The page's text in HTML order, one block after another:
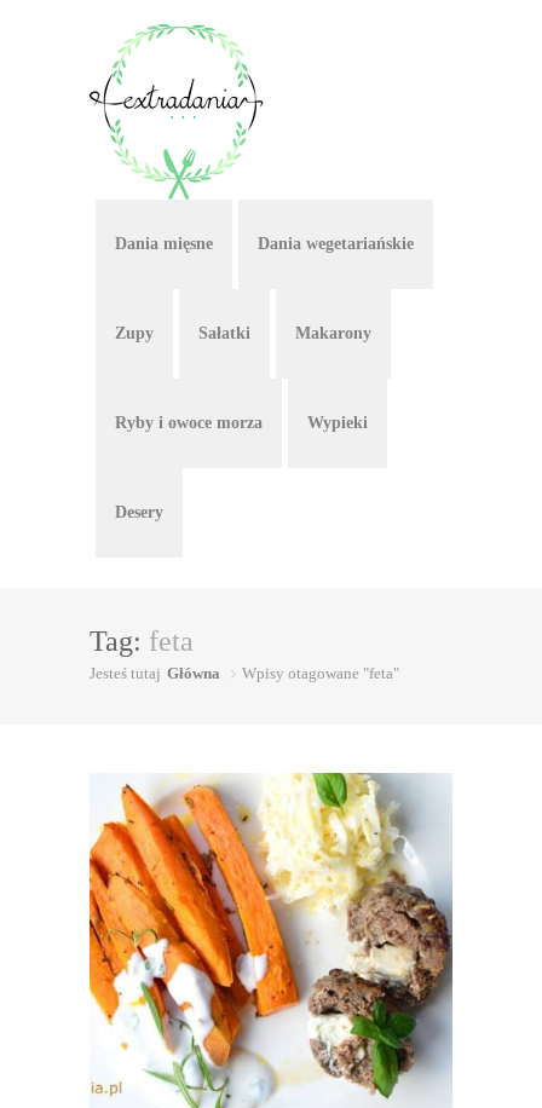
Dania mięsne Dania wegetariańskie
Zupy Sałatki Makarony
Ryby i owoce morza Wypieki
Desery
Tag: feta
Jesteś tutaj Główna Wpisy otagowane "feta"